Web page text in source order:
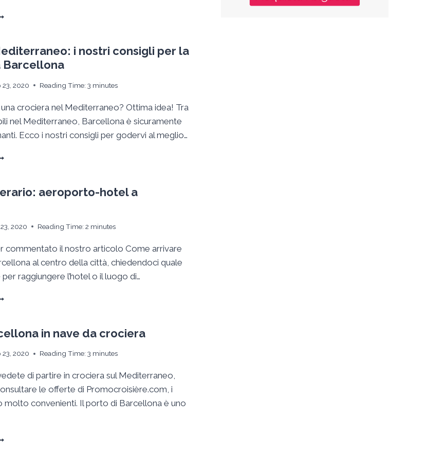
i nostri consigli per la
Barcellona
23, 2020 Reading Time: 3 minutes
crociera nel Mediterraneo? Ottima idea! Tra
nel Mediterraneo, Barcellona è sicuramente
Ecco i nostri consigli per godervi al meglio…
aeroporto-hotel a
2020 Reading Time: 2 minutes
commentato il nostro articolo Come arrivare
al centro della città, chiedendoci quale
raggiungere l’hotel o il luogo di…
in nave da crociera
23, 2020 Reading Time: 3 minutes
di partire in crociera sul Mediterraneo,
le offerte di Promocroisière.com, i
molto convenienti. Il porto di Barcellona è uno